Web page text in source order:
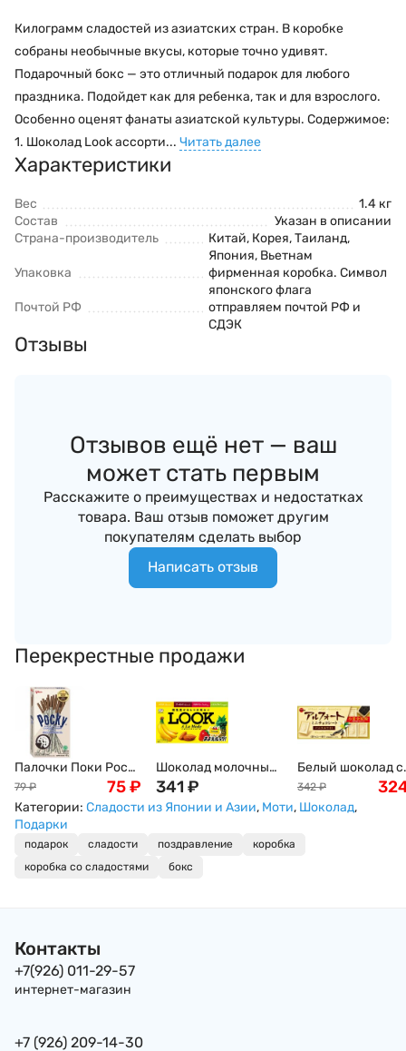
Килограмм сладостей из азиатских стран. В коробке
собраны необычные вкусы, которые точно удивят.
Подарочный бокс — это отличный подарок для любого
праздника. Подойдет как для ребенка, так и для взрослого.
Особенно оценят фанаты азиатской культуры. Содержимое:
1. Шоколад Look ассорти... Читать далее
Характеристики
Вес
1.4 кг
Состав
Указан в описании
Страна-производитель
Китай, Корея, Таиланд,
Япония, Вьетнам
Упаковка
фирменная коробка. Символ
японского флага
Почтой РФ
отправляем почтой РФ и
СДЭК
Отзывы
Отзывов ещё нет — ваш
может стать первым
Расскажите о преимуществах и недостатках
товара. Ваш отзыв поможет другим
покупателям сделать выбор
Написать отзыв
Перекрестные продажи
Палочки Поки Pocky
в шоколаде со
вкусом печенья
OREO, 20/40 г
79 ₽ 75₽
Шоколад молочный
c кремовой
начинкой - банан,
Look A la Mode Fujiya,
12 шт, 63 г, Япония
341 ₽
Белый шоколад с
ванильным
и бисквитным
342 ₽
Категории: Сладости из Японии и Азии, Моти, Шоколад,
Подарки
подарок сладости поздравление
коробка
коробка со сладостями
бокс
Контакты
+7(926) 011-29-57
интернет-магазин
+7 (926) 209-14-30